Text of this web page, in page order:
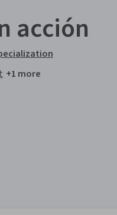
acción
+1 more